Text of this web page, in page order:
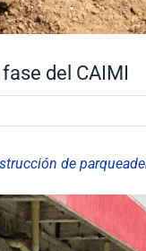
del CAIMI
de